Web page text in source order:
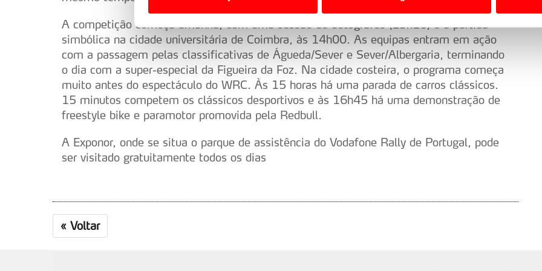
Usamos cookies para melhorar a sua experiência digital, personalizar conteúdos e
funcionalidades de redes sociais, bem como para analisar dados de navegação no nosso
Adicionalmente partilhamos informação, relativa à sua utilização do nosso site de
e organizações na UE e em países terceiros.
O ACP garantirá que as transferências internacionais de dados pessoais serão realizadas
consentimento e quando tal se afigure estritamente necessário no contexto dos serviços a
Realçamos que o bloqueio de certo tipo de Cookies e tecnologias similares pode ter impacto
navegação no Website e nos serviços disponibilizados.
A competição começa amanhã, com uma sessão de autógrafos (13h10) e a partida
simbólica na cidade universitária de Coimbra, às 14h00. As equipas entram em ação
com a passagem pelas classificativas de Águeda/Sever e Sever/Albergaria, terminando
o dia com a super-especial da Figueira da Foz. Na cidade costeira, o programa começa
muito antes do espectáculo do WRC. Às 15 horas há uma parada de carros clássicos.
15 minutos competem os clássicos desportivos e às 16h45 há uma demonstração de
freestyle bike e paramotor promovida pela Redbull.
A Exponor, onde se situa o parque de assistência do Vodafone Rally de Portugal, pode
ser visitado gratuitamente todos os dias
« Voltar